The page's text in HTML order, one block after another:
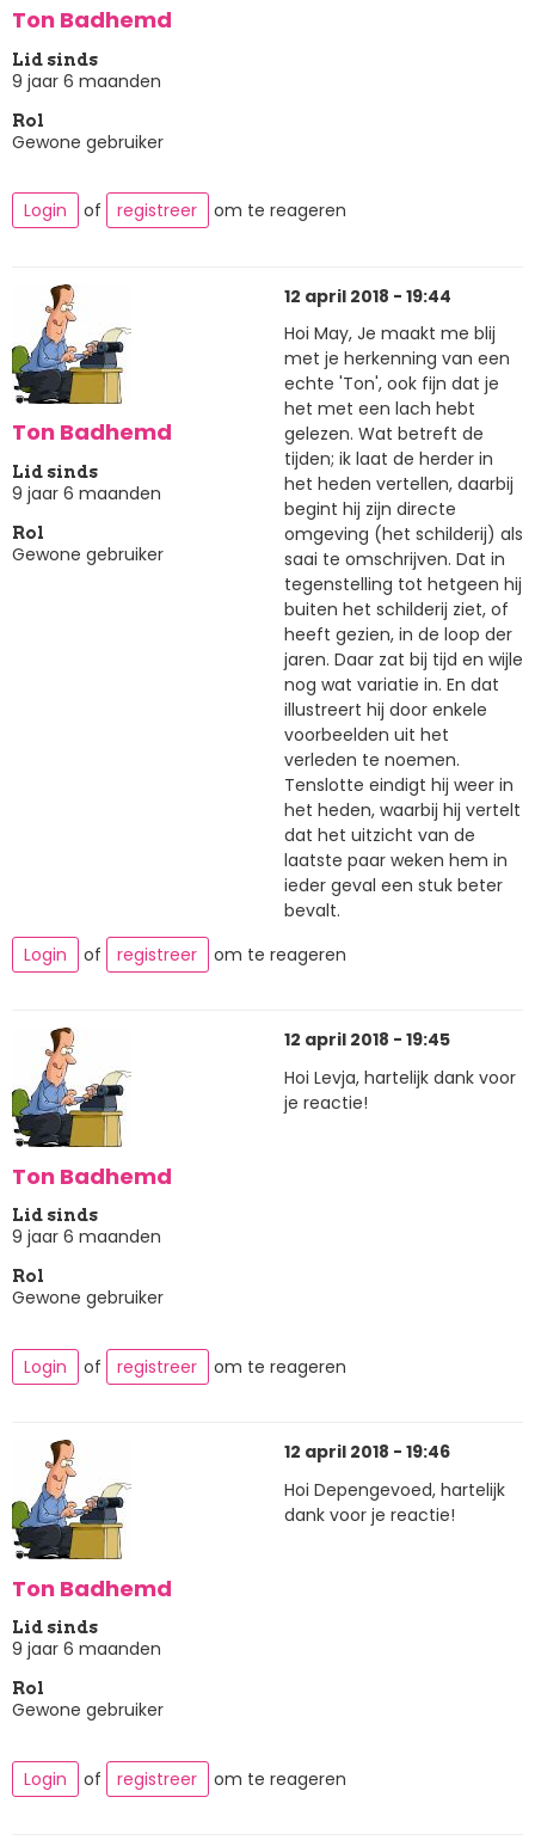
Ton Badhemd
Lid sinds
9 jaar 6 maanden
Rol
Gewone gebruiker
Login of registreer om te reageren
Ton Badhemd
Lid sinds
9 jaar 6 maanden
Rol
Gewone gebruiker
12 april 2018 - 19:44
Hoi May, Je maakt me blij
met je herkenning van een
echte 'Ton', ook fijn dat je
het met een lach hebt
gelezen. Wat betreft de
tijden; ik laat de herder in
het heden vertellen, daarbij
begint hij zijn directe
omgeving (het schilderij) als
saai te omschrijven. Dat in
tegenstelling tot hetgeen hij
buiten het schilderij ziet, of
heeft gezien, in de loop der
jaren. Daar zat bij tijd en wijle
nog wat variatie in. En dat
illustreert hij door enkele
voorbeelden uit het
verleden te noemen.
Tenslotte eindigt hij weer in
het heden, waarbij hij vertelt
dat het uitzicht van de
laatste paar weken hem in
ieder geval een stuk beter
bevalt.
Login
of registreer om te reageren
Ton Badhemd
Lid sinds
9 jaar 6 maanden
Rol
Gewone gebruiker
12 april 2018 - 19:45
Hoi Levja, hartelijk dank voor
je reactie!
Login of registreer om te reageren
Ton Badhemd
Lid sinds
9 jaar 6 maanden
Rol
Gewone gebruiker
12 april 2018 - 19:46
Hoi Depengevoed, hartelijk
dank voor je reactie!
Login of registreer om te reageren